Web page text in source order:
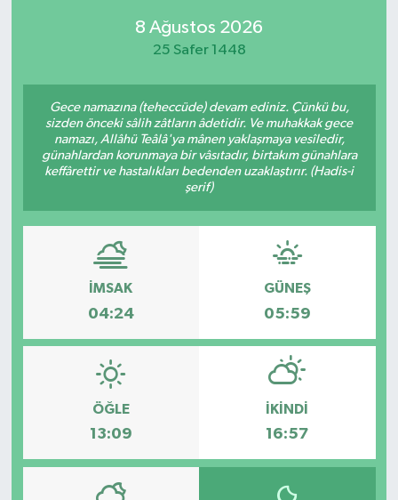
8 Ağustos 2026
25 Safer 1448
Gece namazına (teheccüde) devam ediniz. Çünkü bu,
sizden önceki sâlih zâtların âdetidir. Ve muhakkak gece
namazı, Allâhü Teâlâ'ya mânen yaklaşmaya vesîledir,
günahlardan korunmaya bir vâsıtadır, birtakım günahlara
keffârettir ve hastalıkları bedenden uzaklaştırır. (Hadis-i
şerif)
İMSAK
04:24
GÜNEŞ
05:59
ÖĞLE
13:09
İKINDI
16:57
FRAGMANLAR